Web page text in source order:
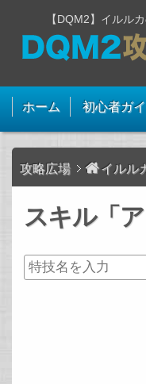
【DQM2】イルル
ホーム 初心者ガ
攻略広場 イル
スキル「